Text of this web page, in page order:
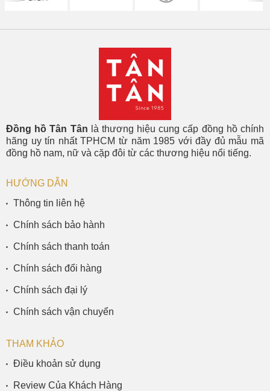
Đồng hồ Tân Tân là thương hiệu cung cấp đồng hồ chính
hãng uy tín nhất TPHCM từ năm 1985 với đầy đủ mẫu mã
đồng hồ nam, nữ và cặp đôi từ các thương hiệu nổi tiếng.
HƯỚNG DẪN
Thông tin liên hệ
Chính sách bảo hành
Chính sách thanh toán
Chính sách đổi hàng
Chính sách đại lý
Chính sách vận chuyển
THAM KHẢO
Điều khoản sử dụng
Review Của Khách Hàng